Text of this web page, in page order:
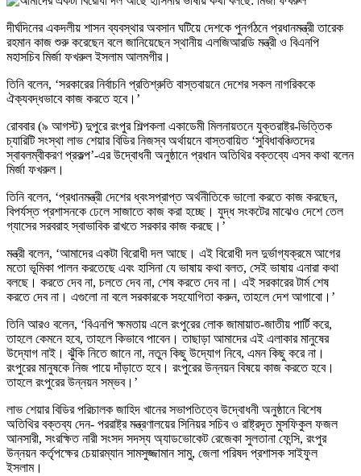
দীর্ঘদিনের একদলীয় শাসন ব্যবস্থার অবসান ঘটিয়ে দেশকে পুনর্গঠনে প্রধানমন্ত্রী তারেক
রহমান কাজ শুরু করেছেন বলে জানিয়েছেন স্থানীয় এলজিআরডি মন্ত্রী ও বিএনপি
মহাসচিব মির্জা ফখরুল ইসলাম আলমগীর।
তিনি বলেন, ‘সরকারের নির্বাচনি প্রতিশ্রুতি বাস্তবায়নে দেশের সকল নাগরিককে
ঐক্যবদ্ধভাবে কাজ করতে হবে।’
রোববার (৯ আগস্ট) দুপুরে রংপুর শিল্পকলা একাডেমী মিলনায়তনে যুক্তরাষ্ট্র-ভিত্তিক
চ্যারিটি সংস্থা লাভ শেয়ার বিডির নিজস্ব অর্থায়নে বাস্তবায়িত ‘সুবিধাবঞ্চিতদের
স্বাবলম্বীকরণ প্রকল্প’-এর উদ্বোধনী অনুষ্ঠানে প্রধান অতিথির বক্তব্যে এসব কথা বলেন
মির্জা ফখরুল।
তিনি বলেন, ‘প্রধানমন্ত্রী দেশের ধ্বংসপ্রাপ্ত অর্থনীতিকে ভালো করতে কাজ করছেন,
বিপর্যস্ত প্রশাসনকে ঢেলে সাজাতে কাজ করা হচ্ছে। যুদ্ধ সংকটের মাঝেও দেশে তেল
গ্যাসের সরবরাহ স্বাভাবিক রাখতে সরকার কাজ করছে।’
মন্ত্রী বলেন, ‘আমাদের একটা বিরোধী দল আছে। এই বিরোধী দল দুর্ভাগ্যক্রমে আগের
মতো ভূমিকা পালন করতেছে এবং হাসিনা যে ভাষায় কথা বলত, সেই ভাষায় এনারা কথা
বলছে। করতে দেব না, চলতে দেব না, শেষ করতে দেব না। এই সরকারের টার্ম শেষ
করতে দেব না। এগুলো না বলে সরকারকে সহযোগিতা করুন, তাহলে দেশ আগাবো।’
তিনি আরও বলেন, ‘বিএনপি ক্ষমতায় এলে রংপুরের লোক জামায়াত-জাতীয় পার্টি করে,
তাহলে কেমনে হবে, তাহলে কিভাবে পাবেন। তাছাড়া আমাদের এই এলাকার মানুষের
উদ্যোগ নাই। ঝুঁকি নিতে জানে না, নতুন কিছু উদ্যোগ নিবে, এমন কিছু করে না।
রংপুরের মানুষকে নিজ পায়ে দাঁড়াতে হবে। রংপুরের উন্নয়ন বিষয়ে কাজ করতে হবে।
তাহলে রংপুরের উন্নয়ন সম্ভব।’
লাভ শেয়ার বিডির পরিচালক জাহিদ খানের সভাপতিত্বে উদ্বোধনী অনুষ্ঠানে বিশেষ
অতিথির বক্তব্য দেন- পররাষ্ট্র মন্ত্রণালয়ের সিনিয়র সচিব ও রাষ্ট্রদূত মুসফিকুল ফজল
আনসারী, সংরক্ষিত নারী সংসদ সদস্য অ্যাডভোকেট রেজেকা সুলতানা ফেন্সি, রংপুর
উন্নয়ন কর্তৃপক্ষের চেয়ারম্যান সামসুজ্জামান সামু, জেলা পরিষদ প্রশাসক সাইফুল
ইসলাম।